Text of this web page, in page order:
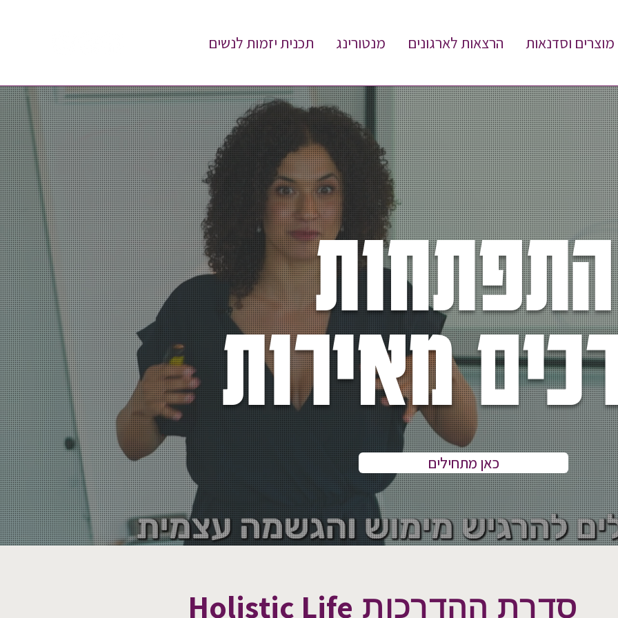
מוצרים וסדנאות הרצאות לארגונים מנטורינג תכנית יזמות לנשים
התפתחות
מאירות
כאן מתחילים
סדרת ההדרכות Holistic Life